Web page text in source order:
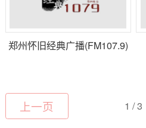
郑州怀旧经典广播(FM107.9)
上一页 1 / 3